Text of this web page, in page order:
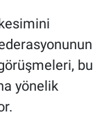
bu
yönelik